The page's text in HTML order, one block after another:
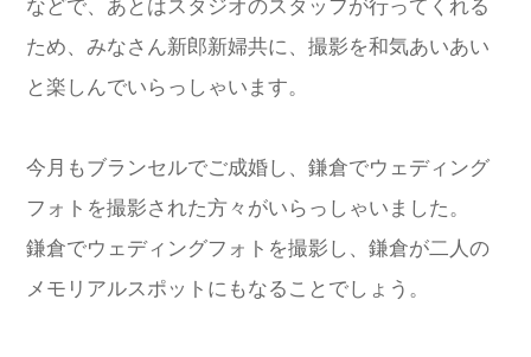
などで、あとはスタジオのスタッフが行ってくれる
ため、みなさん新郎新婦共に、撮影を和気あいあい
と楽しんでいらっしゃいます。
今月もブランセルでご成婚し、鎌倉でウェディング
フォトを撮影された方々がいらっしゃいました。
鎌倉でウェディングフォトを撮影し、鎌倉が二人の
メモリアルスポットにもなることでしょう。